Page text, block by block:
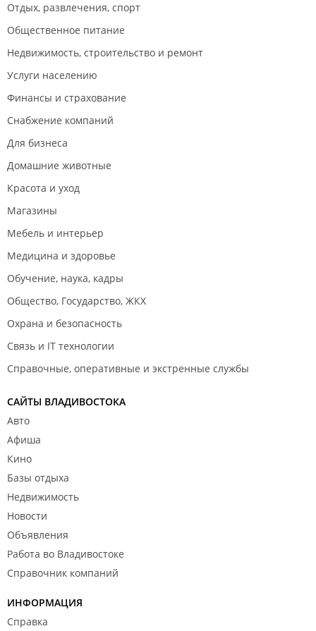
Отдых, развлечения, спорт
Общественное питание
Недвижимость, строительство и ремонт
Услуги населению
Финансы и страхование
Снабжение компаний
Для бизнеса
Домашние животные
Красота и уход
Магазины
Мебель и интерьер
Медицина и здоровье
Обучение, наука, кадры
Общество, Государство, ЖКХ
Охрана и безопасность
Связь и IT технологии
Справочные, оперативные и экстренные службы
САЙТЫ ВЛАДИВОСТОКА
Авто
Афиша
Кино
Базы отдыха
Недвижимость
Новости
Объявления
Работа во Владивостоке
Справочник компаний
ИНФОРМАЦИЯ
Справка